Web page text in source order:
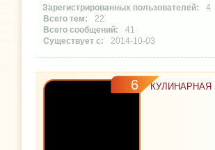
4
22
41
2014-10-03
6 КУЛИНАРНАЯ